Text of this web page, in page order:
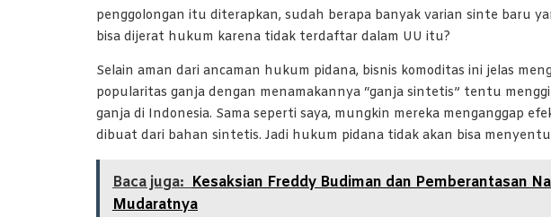
penggolongan itu diterapkan, sudah berapa banyak varian sinte baru
bisa dijerat hukum karena tidak terdaftar dalam UU itu?
Selain aman dari ancaman hukum pidana, bisnis komoditas ini jelas
popularitas ganja dengan menamakannya “ganja sintetis” tentu
ganja di Indonesia. Sama seperti saya, mungkin mereka menganggap
dibuat dari bahan sintetis. Jadi hukum pidana tidak akan bisa
Baca juga: Kesaksian Freddy Budiman dan Pemberantasan
Mudaratnya